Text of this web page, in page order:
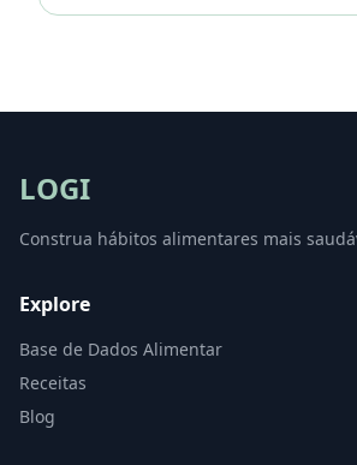
LOGI
Construa hábitos alimentares mais
Explore
Base de Dados Alimentar
Receitas
Blog